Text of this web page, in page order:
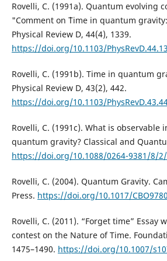
Rovelli, C. (1991a). Quantum evolving
"Comment on `Time in quantum
Physical Review D, 44(4), 1339.
https://doi.org/10.1103/
Rovelli, C. (1991b). Time in quantum
Physical Review D, 43(2), 442.
https://doi.org/10.1103/
Rovelli, C. (1991c). What is observable
quantum gravity? Classical and
https://doi.org/10.1088/0264-9381/8/2/
Rovelli, C. (2004). Quantum Gravity.
Press. https://doi.org/10.1017/
Rovelli, C. (2011). “Forget time” Essay
contest on the Nature of Time.
1475–1490. https://doi.org/10.1007/